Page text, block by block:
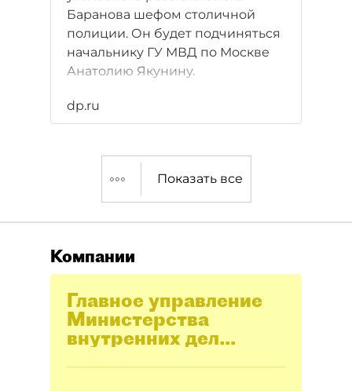
Баранова шефом столичной
полиции. Он будет подчиняться
начальнику ГУ МВД по Москве
Анатолию Якунину.
dp.ru
Показать все
Компании
Главное управление
Министерства
внутренних дел
Федерации по городу